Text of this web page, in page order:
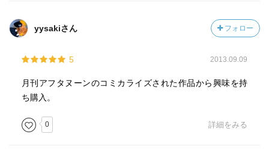
yysakiさん フォロー
5 2013.09.09
月刊アフタヌーンのコミカライズされた作品から興味を持
ち購入。
0 詳細をみる